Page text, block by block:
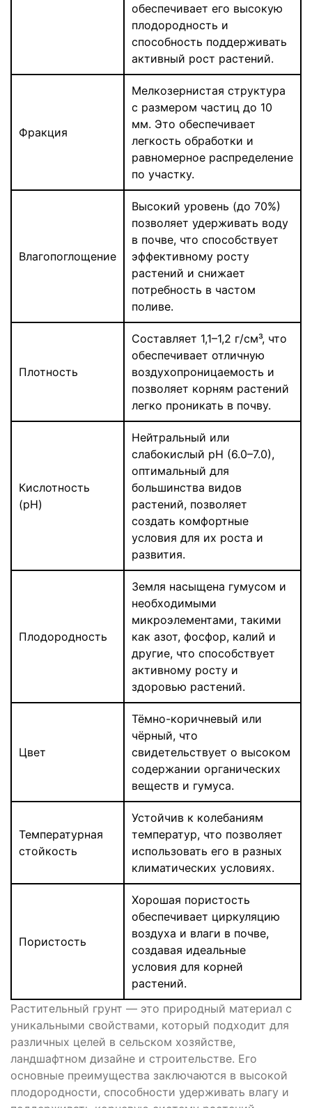
обеспечивает его высокую
плодородность и
способность поддерживать
активный рост растений.
Фракция
Мелкозернистая структура
с размером частиц до 10
мм. Это обеспечивает
легкость обработки и
равномерное распределение
по участку.
Влагопоглощение
Высокий уровень (до 70%)
позволяет удерживать воду
в почве, что способствует
эффективному росту
растений и снижает
потребность в частом
поливе.
Плотность
Составляет 1,1–1,2 г/см³, что
обеспечивает отличную
воздухопроницаемость и
позволяет корням растений
легко проникать в почву.
Кислотность
(pH)
Нейтральный или
слабокислый pH (6.0–7.0),
оптимальный для
большинства видов
растений, позволяет
создать комфортные
условия для их роста и
развития.
Плодородность
Земля насыщена гумусом и
необходимыми
микроэлементами, такими
как азот, фосфор, калий и
другие, что способствует
активному росту и
здоровью растений.
Цвет
Тёмно-коричневый или
чёрный, что
свидетельствует о высоком
содержании органических
веществ и гумуса.
Температурная
стойкость
Устойчив к колебаниям
температур, что позволяет
использовать его в разных
климатических условиях.
Пористость
Хорошая пористость
обеспечивает циркуляцию
воздуха и влаги в почве,
создавая идеальные
условия для корней
растений.
Растительный грунт — это природный материал с
уникальными свойствами, который подходит для
различных целей в сельском хозяйстве,
ландшафтном дизайне и строительстве. Его
основные преимущества заключаются в высокой
плодородности, способности удерживать влагу и